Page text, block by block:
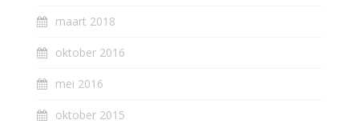
maart 2018
oktober 2016
mei 2016
oktober 2015